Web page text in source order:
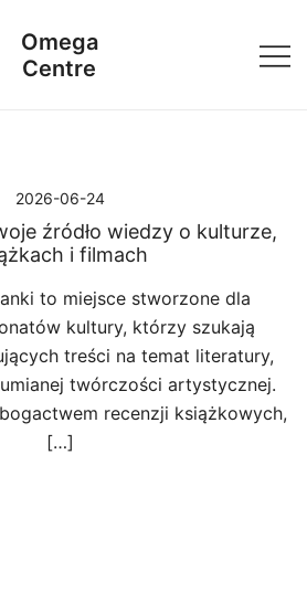
Omega
Centre
2026-06-24
źródło wiedzy o kulturze,
i filmach
to miejsce stworzone dla
kultury, którzy szukają
treści na temat literatury,
twórczości artystycznej.
recenzji książkowych,
[…]